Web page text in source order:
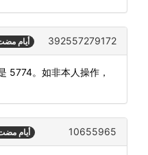
516 أيام 392557279172
5774。如非本人操作，
516 أيام 10655965